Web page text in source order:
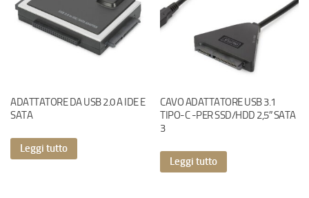
ADATTATORE DA USB 2.0 A IDE E
SATA
Leggi tutto
CAVO ADATTATORE USB 3.1
TIPO-C -PER SSD/HDD 2,5″ SATA
3
Leggi tutto